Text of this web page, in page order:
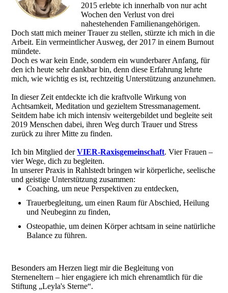
2015 erlebte ich innerhalb von nur acht
Wochen den Verlust von drei
nahestehenden Familienangehörigen.
Doch statt mich meiner Trauer zu stellen, stürzte ich mich in die
Arbeit. Ein vermeintlicher Ausweg, der 2017 in einem Burnout
mündete.
Doch es war kein Ende, sondern ein wunderbarer Anfang, für
den ich heute sehr dankbar bin, denn diese Erfahrung lehrte
mich, wie wichtig es ist, rechtzeitig Unterstützung anzunehmen.
In dieser Zeit entdeckte ich die kraftvolle Wirkung von
Achtsamkeit, Meditation und gezieltem Stressmanagement.
Seitdem habe ich mich intensiv weitergebildet und begleite seit
2019 Menschen dabei, ihren Weg durch Trauer und Stress
zurück zu ihrer Mitte zu finden.
Ich bin Mitglied derVIER-Raxisgemeinschaft. Vier Frauen –
vier Wege, dich zu begleiten.
In unserer Praxis in Rahlstedt bringen wir körperliche, seelische
und geistige Unterstützung zusammen:
Coaching, um neue Perspektiven zu entdecken,
Trauerbegleitung, um einen Raum für Abschied, Heilung
und Neubeginn zu finden,
Osteopathie, um deinen Körper achtsam in seine natürliche
Balance zu führen.
Besonders am Herzen liegt mir die Begleitung von
Sterneneltern – hier engagiere ich mich ehrenamtlich für die
Stiftung „Leyla's Sterne“.